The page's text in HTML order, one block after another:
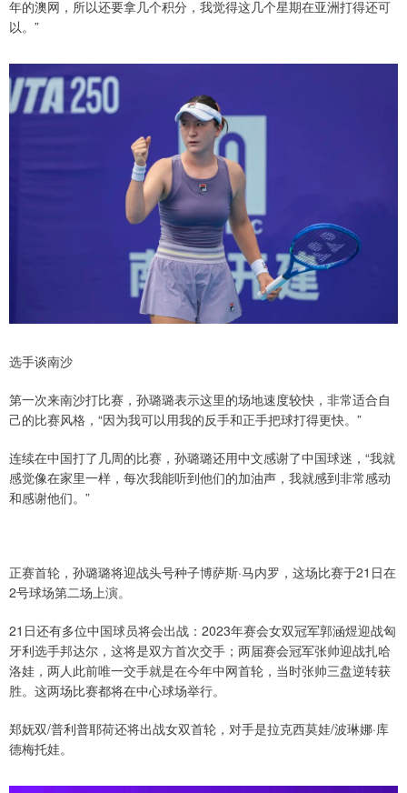
年的澳网，所以还要拿几个积分，我觉得这几个星期在亚洲打得还可
以。”
选手谈南沙
第一次来南沙打比赛，孙璐璐表示这里的场地速度较快，非常适合自
己的比赛风格，“因为我可以用我的反手和正手把球打得更快。”
连续在中国打了几周的比赛，孙璐璐还用中文感谢了中国球迷，“我就
感觉像在家里一样，每次我能听到他们的加油声，我就感到非常感动
和感谢他们。”
正赛首轮，孙璐璐将迎战头号种子博萨斯·马内罗，这场比赛于21日在
2号球场第二场上演。
21日还有多位中国球员将会出战：2023年赛会女双冠军郭涵煜迎战匈
牙利选手邦达尔，这将是双方首次交手；两届赛会冠军张帅迎战扎哈
洛娃，两人此前唯一交手就是在今年中网首轮，当时张帅三盘逆转获
胜。这两场比赛都将在中心球场举行。
郑妩双/普利普耶荷还将出战女双首轮，对手是拉克西莫娃/波琳娜·库
德梅托娃。